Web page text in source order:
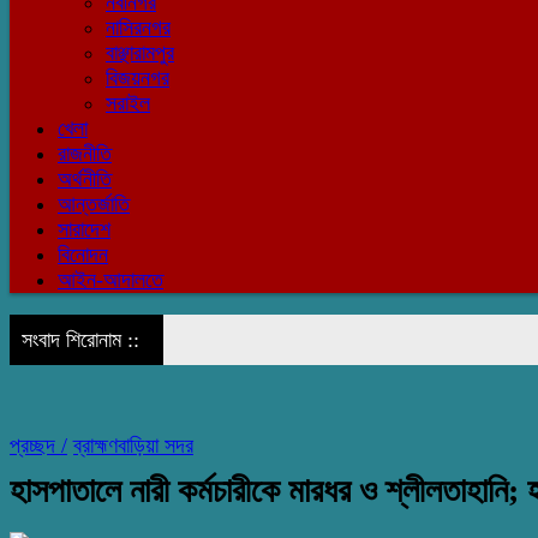
নাসিরনগর
বাঞ্ছারামপুর
বিজয়নগর
সরাইল
খেলা
রাজনীতি
অর্থনীতি
আন্তর্জাতি
সারাদেশ
বিনোদন
আইন-আদালতে
সংবাদ শিরোনাম ::
প্রচ্ছদ / ব্রাহ্মণবাড়িয়া সদর
হাসপাতালে নারী কর্মচারীকে মারধর ও